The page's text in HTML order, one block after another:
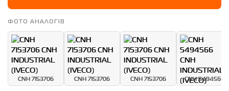
ФОТО АНАЛОГІВ
CNH 7153706 CNH 7153706 CNH 7153706 CNH 5494566